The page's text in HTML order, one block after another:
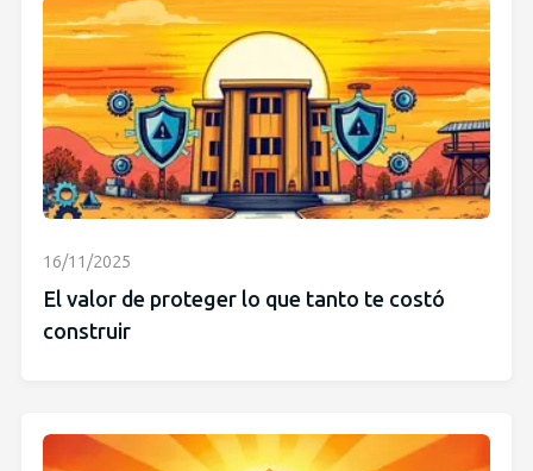
16/11/2025
El valor de proteger lo que tanto te costó
construir